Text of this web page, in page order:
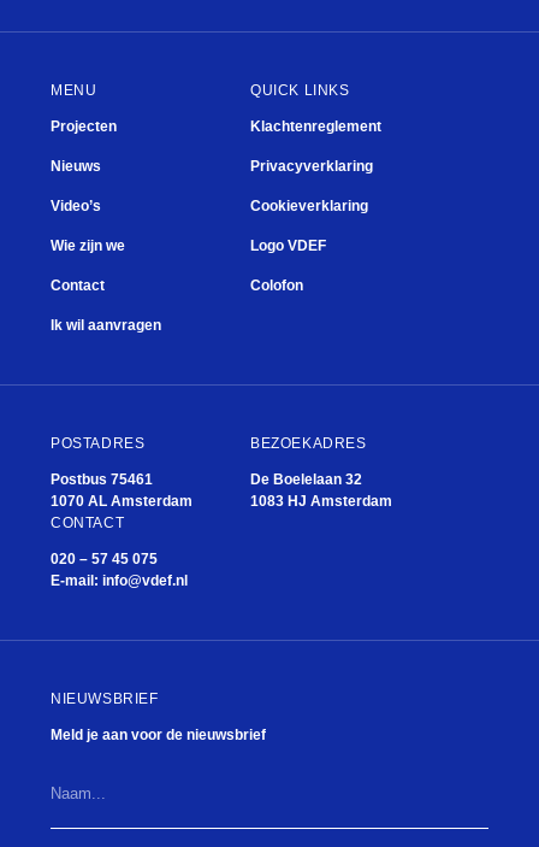
MENU
Projecten
Nieuws
Video’s
Wie zijn we
Contact
Ik wil aanvragen
QUICK LINKS
Klachtenreglement
Privacyverklaring
Cookieverklaring
Logo VDEF
Colofon
POSTADRES
Postbus 75461
1070 AL Amsterdam
BEZOEKADRES
De Boelelaan 32
1083 HJ Amsterdam
CONTACT
020 – 57 45 075
E-mail: info@vdef.nl
NIEUWSBRIEF
Meld je aan voor de nieuwsbrief